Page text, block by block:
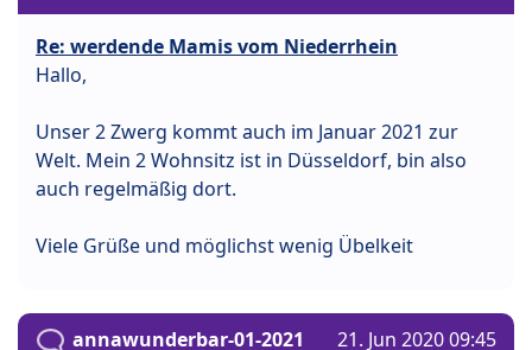
Re: werdende Mamis vom Niederrhein
Hallo,
Unser 2 Zwerg kommt auch im Januar 2021 zur
Welt. Mein 2 Wohnsitz ist in Düsseldorf, bin also
auch regelmäßig dort.
Viele Grüße und möglichst wenig Übelkeit
annawunderbar-01-2021 21. Jun 2020 09:45